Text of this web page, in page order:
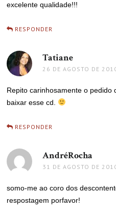
excelente qualidade!!!
RESPONDER
Tatiane
26 DE AGOSTO DE
Repito carinhosamente o pedido
baixar esse cd.
RESPONDER
AndréRocha
31 DE AGOSTO DE
somo-me ao coro dos
respostagem porfavor!